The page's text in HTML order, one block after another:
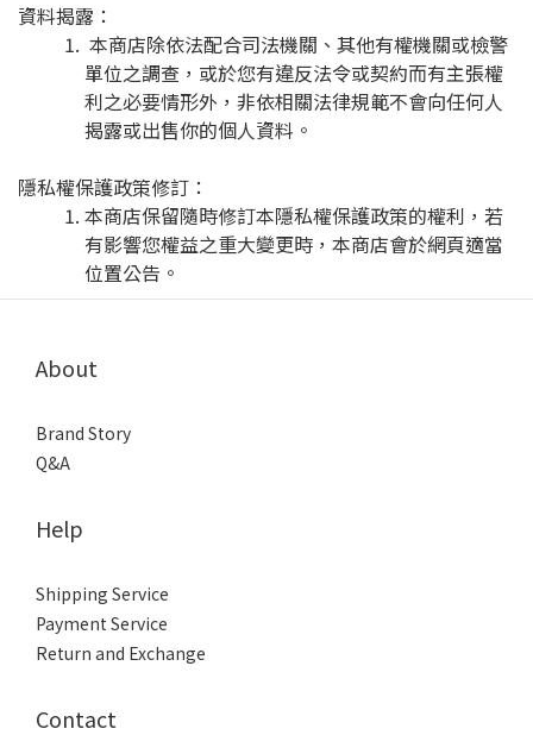
資料揭露：
本商店除依法配合司法機關、其他有權機關或檢警
單位之調查，或於您有違反法令或契約而有主張權
利之必要情形外，非依相關法律規範不會向任何人
揭露或出售你的個人資料。
隱私權保護政策修訂：
本商店保留隨時修訂本隱私權保護政策的權利，若
有影響您權益之重大變更時，本商店會於網頁適當
位置公告。
About
Brand Story
Q&A
Help
Shipping Service
Payment Service
Return and Exchange
Contact